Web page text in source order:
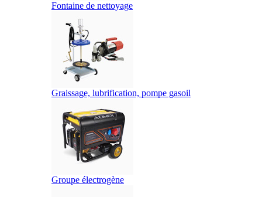
Fontaine de nettoyage
Graissage, lubrification, pompe gasoil
Groupe électrogène